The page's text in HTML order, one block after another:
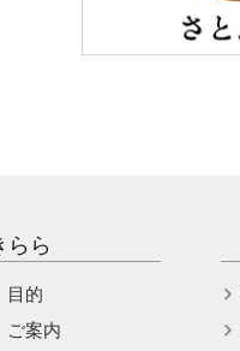
らら
目的
ご案内